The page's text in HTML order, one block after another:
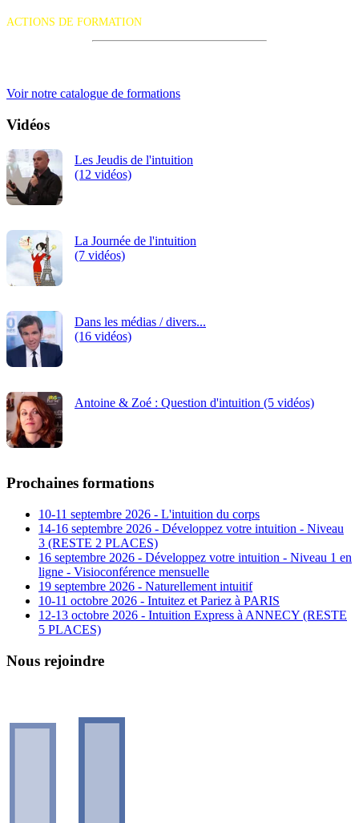
ACTIONS DE FORMATION
Voir notre catalogue de formations
Vidéos
Les Jeudis de l'intuition
(12 vidéos)
La Journée de l'intuition
(7 vidéos)
Dans les médias / divers...
(16 vidéos)
Antoine & Zoé : Question d'intuition (5 vidéos)
Prochaines formations
10-11 septembre 2026 - L'intuition du corps
14-16 septembre 2026 - Développez votre intuition - Niveau
3 (RESTE 2 PLACES)
16 septembre 2026 - Développez votre intuition - Niveau 1 en
ligne - Visioconférence mensuelle
19 septembre 2026 - Naturellement intuitif
10-11 octobre 2026 - Intuitez et Pariez à PARIS
12-13 octobre 2026 - Intuition Express à ANNECY (RESTE
5 PLACES)
Nous rejoindre